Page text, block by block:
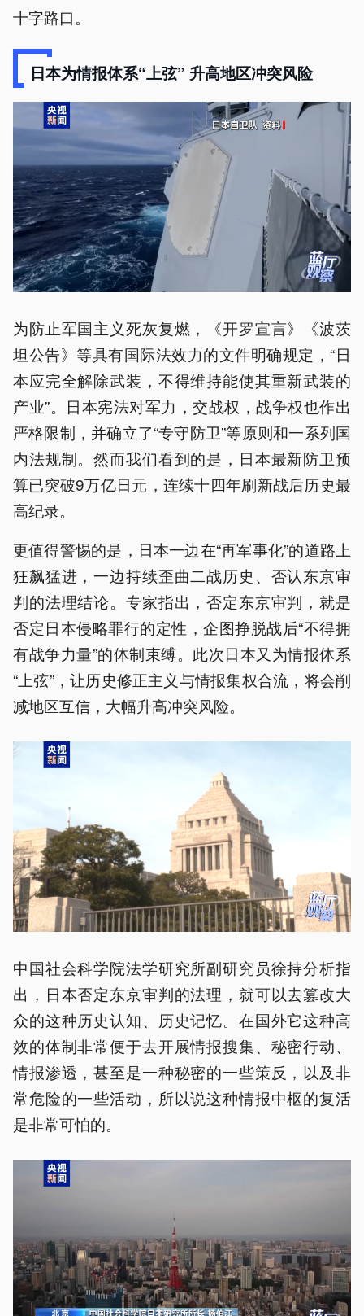
十字路口。
日本为情报体系“上弦” 升高地区冲突风险
为防止军国主义死灰复燃，《开罗宣言》《波茨
坦公告》等具有国际法效力的文件明确规定，“日
本应完全解除武装，不得维持能使其重新武装的
产业”。日本宪法对军力，交战权，战争权也作出
严格限制，并确立了“专守防卫”等原则和一系列国
内法规制。然而我们看到的是，日本最新防卫预
算已突破9万亿日元，连续十四年刷新战后历史最
高纪录。
更值得警惕的是，日本一边在“再军事化”的道路上
狂飙猛进，一边持续歪曲二战历史、否认东京审
判的法理结论。专家指出，否定东京审判，就是
否定日本侵略罪行的定性，企图挣脱战后“不得拥
有战争力量”的体制束缚。此次日本又为情报体系
“上弦”，让历史修正主义与情报集权合流，将会削
减地区互信，大幅升高冲突风险。
中国社会科学院法学研究所副研究员徐持分析指
出，日本否定东京审判的法理，就可以去篡改大
众的这种历史认知、历史记忆。在国外它这种高
效的体制非常便于去开展情报搜集、秘密行动、
情报渗透，甚至是一种秘密的一些策反，以及非
常危险的一些活动，所以说这种情报中枢的复活
是非常可怕的。